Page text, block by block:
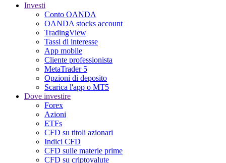
Investi
Conto OANDA
OANDA stocks account
TradingView
Tassi di interesse
App mobile
Cliente professionista
MetaTrader 5
Opzioni di deposito
Scarica l'app o MT5
Dove investire
Forex
Azioni
ETFs
CFD su titoli azionari
Indici CFD
CFD sulle materie prime
CFD su criptovalute